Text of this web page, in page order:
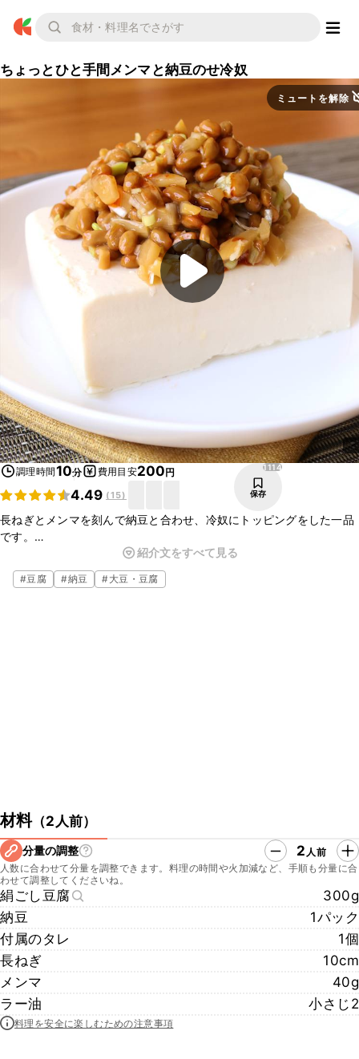
ちょっとひと手間メンマと納豆のせ冷奴
ミュートを解除
調理時間10分 費用目安200円
4.49 (15)
1114
保存
長ねぎとメンマを刻んで納豆と合わせ、冷奴にトッピングをした一品
です。
それぞれの食感も楽しめ、最後に垂らしたピリッとしたラー油が効い
てとても美味しいですよ。
とても簡単に作れる一品ですので、ぜひ試してみてくださいね。
紹介文をすべて見る
#豆腐 #納豆 #大豆・豆腐
材料（2人前）
分量の調整 2 人前
人数に合わせて分量を調整できます。料理の時間や火加減など、手順も分量に合
わせて調整してくださいね。
絹ごし豆腐
300g
納豆
1パック
付属のタレ
1個
長ねぎ
10cm
メンマ
40g
ラー油
小さじ2
料理を安全に楽しむための注意事項